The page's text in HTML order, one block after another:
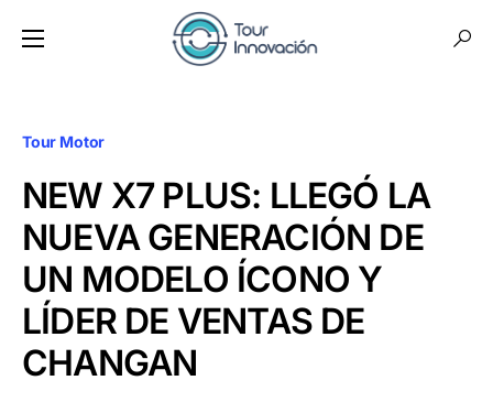
Tour Motor
NEW X7 PLUS: LLEGÓ LA
NUEVA GENERACIÓN DE
UN MODELO ÍCONO Y
LÍDER DE VENTAS DE
CHANGAN